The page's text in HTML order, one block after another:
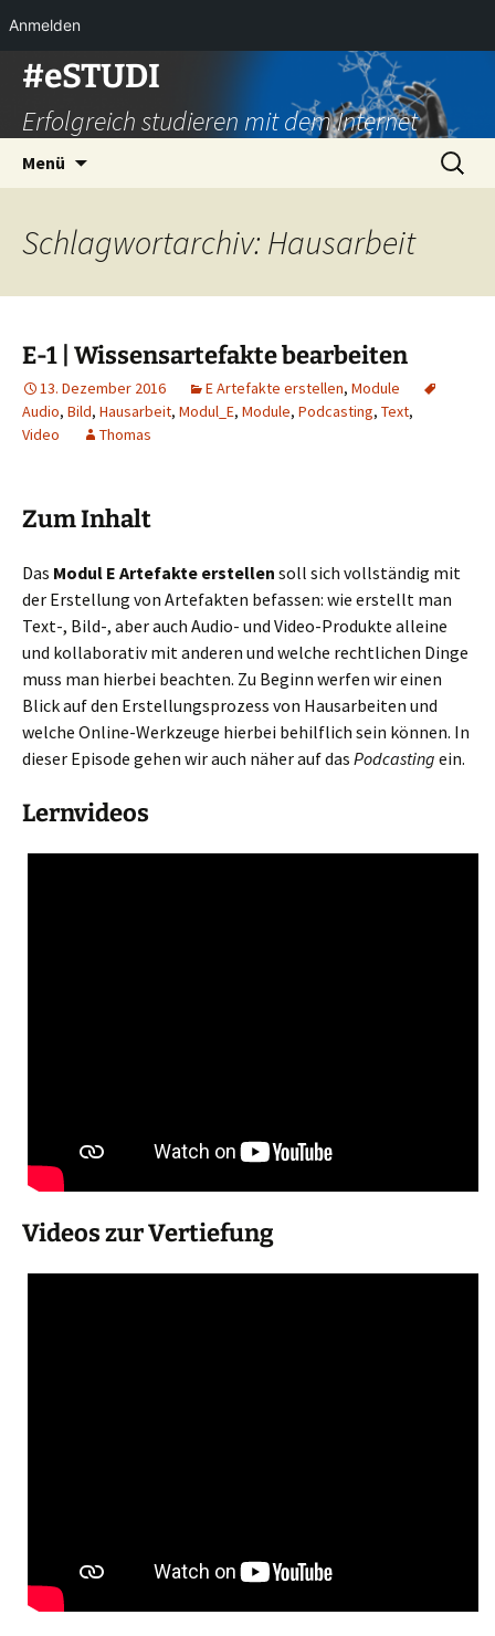
Anmelden
Zum
Inhalt
springen
#eSTUDI
Erfolgreich studieren mit dem Internet
Menü
Suchen
nach:
Schlagwortarchiv: Hausarbeit
E-1 | Wissensartefakte bearbeiten
13. Dezember 2016 E Artefakte erstellen, Module
Audio, Bild, Hausarbeit, Modul_E, Module, Podcasting, Text,
Video
Thomas
Zum Inhalt
Das Modul E Artefakte erstellen soll sich vollständig mit
der Erstellung von Artefakten befassen: wie erstellt man
Text-, Bild-, aber auch Audio- und Video-Produkte alleine
und kollaborativ mit anderen und welche rechtlichen Dinge
muss man hierbei beachten. Zu Beginn werfen wir einen
Blick auf den Erstellungsprozess von Hausarbeiten und
welche Online-Werkzeuge hierbei behilflich sein können. In
dieser Episode gehen wir auch näher auf das Podcasting ein.
Lernvideos
Videos zur Vertiefung